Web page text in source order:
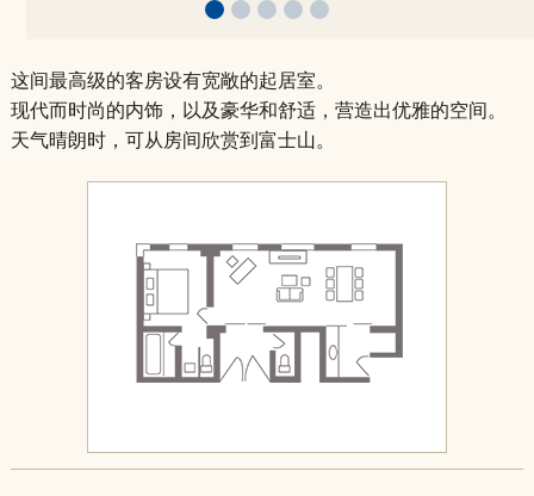
豪华双床
这间最高级的客房设有宽敞的起居室。
现代而时尚的内饰，以及豪华和舒适，营造出优雅的空间。
天气晴朗时，可从房间欣赏到富士山。